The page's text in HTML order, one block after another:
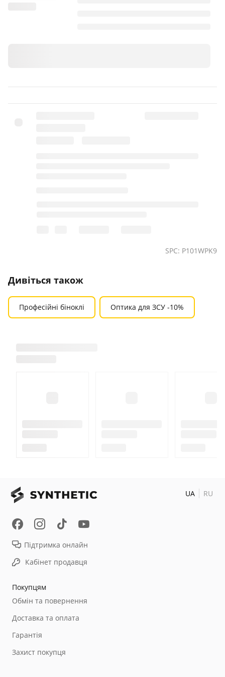
SPC: P101WPK9
Дивіться також
Професійні біноклі Оптика для ЗСУ -10%
Покупцям
Обмін та повернення
Доставка та оплата
Гарантія
Захист покупця
Підтримка онлайн
Кабінет продавця
UA RU